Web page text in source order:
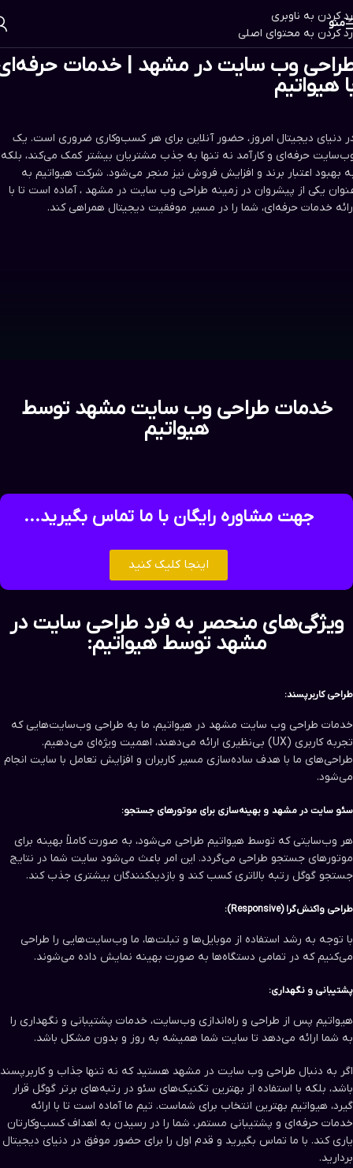
رد کردن به ناوبری
رد کردن به محتوای اصلی
منو
وب سایت در مشهد | خدمات
هیواتیم
دنیای دیجیتال امروز، حضور آنلاین برای هر کسب‌وکاری ضروری است. یک
حرفه‌ای و کارآمد نه تنها به جذب مشتریان بیشتر کمک می‌کند، بلکه
بهبود اعتبار برند و افزایش فروش نیز منجر می‌شود. شرکت هیواتیم به
یکی از پیشروان در زمینه طراحی وب سایت در مشهد ، آماده است تا با
خدمات حرفه‌ای، شما را در مسیر موفقیت دیجیتال همراهی کند.
خدمات طراحی وب سایت مشهد توسط
هیواتیم
جهت مشاوره رایگان با ما تماس بگیرید...
اینجا کلیک کنید
ویژگی‌های منحصر به فرد طراحی سایت در
مشهد توسط هیواتیم:
طراحی کاربرپسند:
خدمات طراحی وب سایت مشهد در هیواتیم، ما به طراحی وب‌سایت‌هایی که
تجربه کاربری (UX) بی‌نظیری ارائه می‌دهند، اهمیت ویژه‌ای می‌دهیم.
طراحی‌های ما با هدف ساده‌سازی مسیر کاربران و افزایش تعامل با سایت انجام
می‌شود.
سئو سایت در مشهد و بهینه‌سازی برای موتورهای جستجو:
هر وب‌سایتی که توسط هیواتیم طراحی می‌شود، به صورت کاملاً بهینه برای
موتورهای جستجو طراحی می‌گردد. این امر باعث می‌شود سایت شما در نتایج
جستجو گوگل رتبه بالاتری کسب کند و بازدیدکنندگان بیشتری جذب کند.
طراحی واکنش‌گرا (Responsive):
با توجه به رشد استفاده از موبایل‌ها و تبلت‌ها، ما وب‌سایت‌هایی را طراحی
می‌کنیم که در تمامی دستگاه‌ها به صورت بهینه نمایش داده می‌شوند.
پشتیبانی و نگهداری:
هیواتیم پس از طراحی و راه‌اندازی وب‌سایت، خدمات پشتیبانی و نگهداری را
به شما ارائه می‌دهد تا سایت شما همیشه به روز و بدون مشکل باشد.
اگر به دنبال طراحی وب سایت در مشهد هستید که نه تنها جذاب و کاربرپسند
باشد، بلکه با استفاده از بهترین تکنیک‌های سئو در رتبه‌های برتر گوگل قرار
گیرد، هیواتیم بهترین انتخاب برای شماست. تیم ما آماده است تا با ارائه
خدمات حرفه‌ای و پشتیبانی مستمر، شما را در رسیدن به اهداف کسب‌وکارتان
یاری کند. با ما تماس بگیرید و قدم اول را برای حضور موفق در دنیای دیجیتال
بردارید.